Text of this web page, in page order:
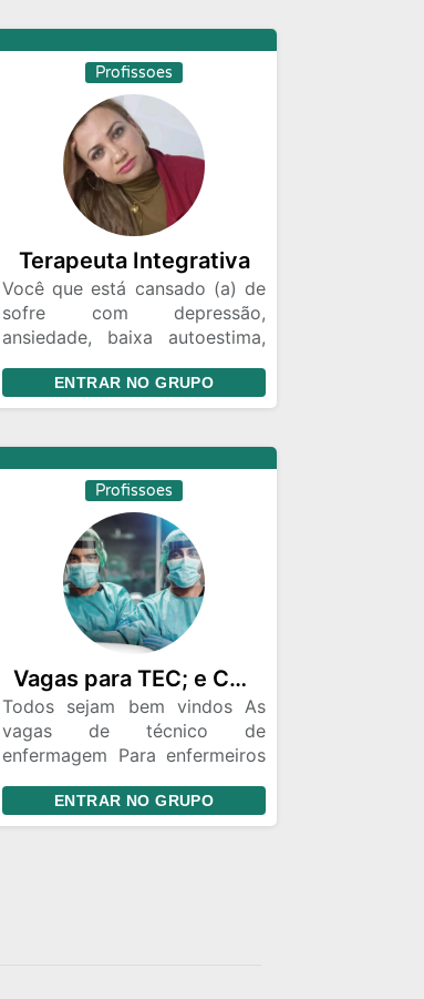
Profissoes
Terapeuta Integrativa
Você que está cansado (a) de
sofre com depressão,
ansiedade, baixa autoestima,
relacionamento nenhum, sente
muitas dores no corpo, você
nas primeiras sessões, então
não percam tempo e garanta
logo a sua vaga
ENTRAR NO GRUPO
Profissoes
Vagas para TEC; e CUIDADOR
Todos sejam bem vindos As
vagas de técnico de
enfermagem Para enfermeiros
Cuidadores de idosos
Parteiras Todos que fazem
ENTRAR NO GRUPO